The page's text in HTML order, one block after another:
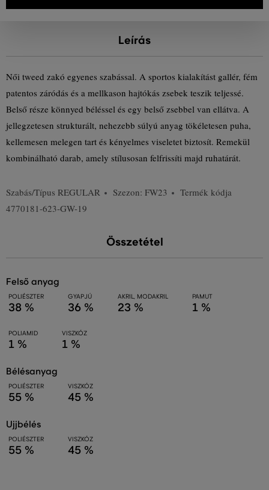
Leírás
Női tweed zakó egyenes szabással. A sportos kialakítást gallér, fém
patentos záródás és a mellkason hajtókás zsebek teszik teljessé.
Belső része könnyed béléssel és egy belső zsebbel van ellátva. A
jellegzetesen strukturált, nehezebb súlyú anyag tökéletesen puha,
kellemesen melegen tart és kényelmes viseletet biztosít. Remekül
kombinálható darab, amely stílusosan felfrissíti majd ruhatárát.
Szabás/Típus REGULAR Szezon: FW23
Termék kódja
4770181-623-GW-19
Összetétel
felső anyag
POLIÉSZTER
38 %
GYAPJÚ
36 %
AKRIL, MODAKRIL
23 %
PAMUT
1 %
POLIAMID
1 %
VISZKÓZ
1 %
bélésanyag
POLIÉSZTER
55 %
VISZKÓZ
45 %
ujjbélés
POLIÉSZTER
55 %
VISZKÓZ
45 %